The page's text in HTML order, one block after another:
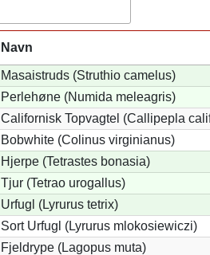
Navn
Masaistruds (Struthio camelus)
Perlehøne (Numida meleagris)
Californisk Topvagtel (Callipepla
Bobwhite (Colinus virginianus)
Hjerpe (Tetrastes bonasia)
Tjur (Tetrao urogallus)
Urfugl (Lyrurus tetrix)
Sort Urfugl (Lyrurus mlokosiewiczi)
Fjeldrype (Lagopus muta)